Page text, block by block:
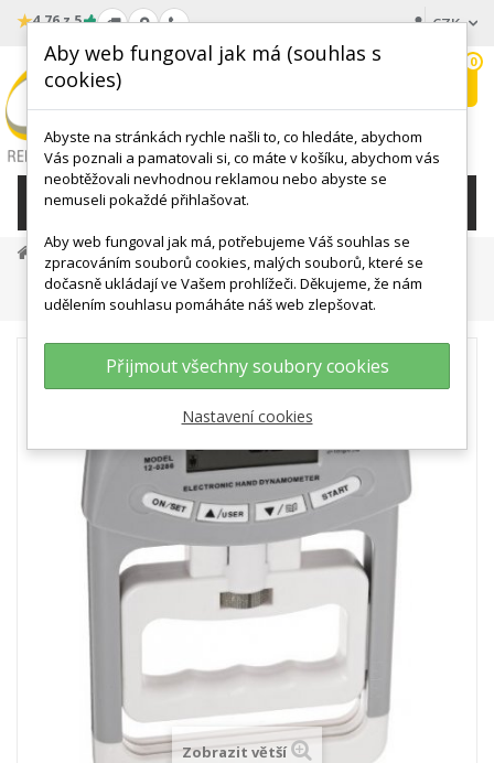
★4.76 z 5 CZK
wishlist
0
KATEGORIE
ZDRAVOTNICKÉ A VÝUKOVÉ POMŮCKY
Diagnostické Nástroje
Digitální Pružinový Dynamometr Smedley
Zobrazit větší
Aby web fungoval jak má (souhlas s
cookies)
Abyste na stránkách rychle našli to, co hledáte, abychom
Vás poznali a pamatovali si, co máte v košíku, abychom vás
neobtěžovali nevhodnou reklamou nebo abyste se
nemuseli pokaždé přihlašovat.
Aby web fungoval jak má, potřebujeme Váš souhlas se
zpracováním souborů cookies, malých souborů, které se
dočasně ukládají ve Vašem prohlížeči. Děkujeme, že nám
udělením souhlasu pomáháte náš web zlepšovat.
Přijmout všechny soubory cookies
Nastavení cookies